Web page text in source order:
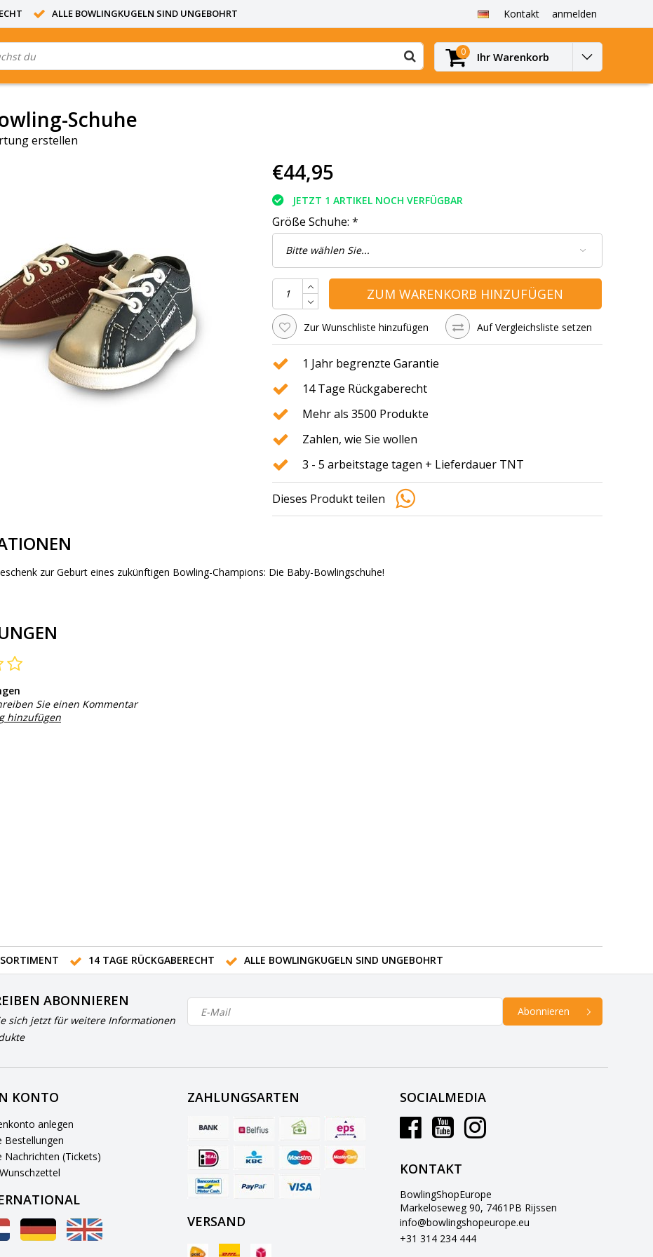
ALLE BOWLINGKUGELN SIND UNGEBOHRT Kontakt anmelden
0 Ihr Warenkorb
Schuhe
erstellen
€44,95
JETZT 1 ARTIKEL NOCH VERFÜGBAR
Größe Schuhe: *
ZUM WARENKORB HINZUFÜGEN
Zur Wunschliste hinzufügen Auf Vergleichsliste setzen
1 Jahr begrenzte Garantie
14 Tage Rückgaberecht
Mehr als 3500 Produkte
Zahlen, wie Sie wollen
3 - 5 arbeitstage tagen + Lieferdauer TNT
Dieses Produkt teilen
zur Geburt eines zukünftigen Bowling-Champions: Die Baby-Bowlingschuhe!
Sie einen Kommentar
hinzufügen
14 TAGE RÜCKGABERECHT ALLE BOWLINGKUGELN SIND UNGEBOHRT
ABONNIEREN
sich jetzt für weitere Informationen
Abonnieren
KONTO
anlegen
Bestellungen
Nachrichten (Tickets)
ZAHLUNGSARTEN
VERSAND
SOCIALMEDIA
KONTAKT
BowlingShopEurope
Markeloseweg 90, 7461PB Rijssen
info@bowlingshopeurope.eu
+31 314 234 444